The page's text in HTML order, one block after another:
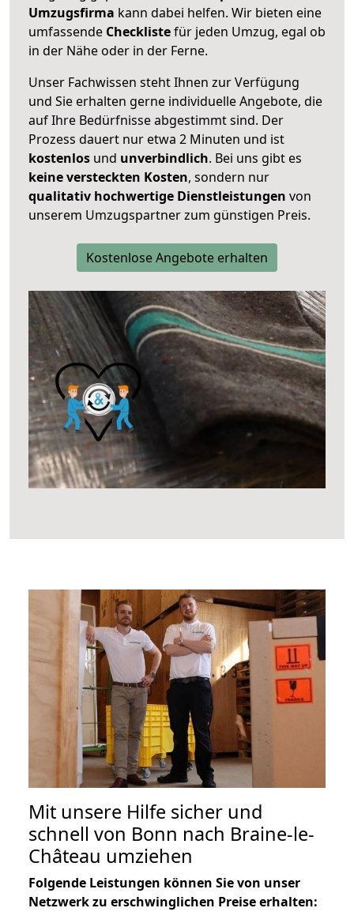
Umzugsfirma kann dabei helfen. Wir bieten eine
umfassende Checklistefür jeden Umzug, egal ob
in der Nähe oder in der Ferne.
Unser Fachwissen steht Ihnen zur Verfügung
und Sie erhalten gerne individuelle Angebote, die
auf Ihre Bedürfnisse abgestimmt sind. Der
Prozess dauert nur etwa 2 Minuten und ist
kostenlos und unverbindlich. Bei uns gibt es
keine versteckten Kosten, sondern nur
qualitativ hochwertige Dienstleistungen von
unserem Umzugspartner zum günstigen Preis.
Kostenlose Angebote erhalten
Mit unsere Hilfe sicher und
schnell von Bonn nach Braine-le-
Château umziehen
Folgende Leistungen können Sie von unser
Netzwerk zu erschwinglichen Preise erhalten: